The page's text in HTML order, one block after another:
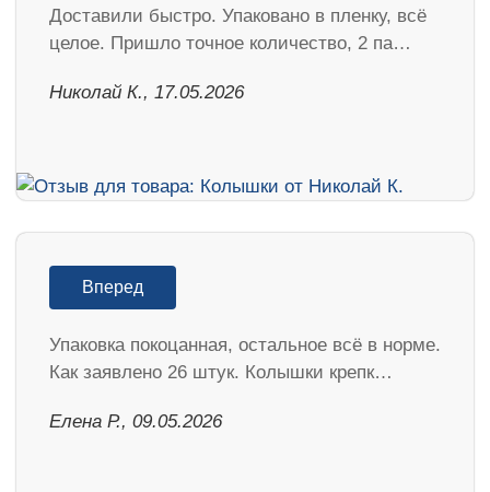
Доставили быстро. Упаковано в пленку, всё
целое. Пришло точное количество, 2 па…
Николай К., 17.05.2026
Вперед
Упаковка покоцанная, остальное всё в норме.
Как заявлено 26 штук. Колышки крепк…
Елена Р., 09.05.2026